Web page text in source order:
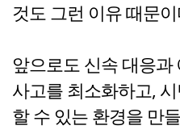
것도 그런 이유 때문
앞으로도 신속 대응과
사고를 최소화하고,
할 수 있는 환경을 만